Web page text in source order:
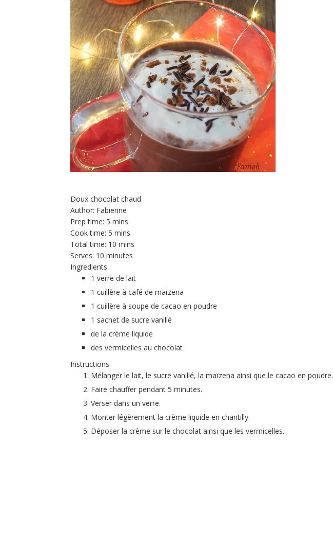
Doux chocolat chaud
Author: Fabienne
Prep time: 5 mins
Cook time: 5 mins
Total time: 10 mins
Serves: 10 minutes
Ingredients
1 verre de lait
1 cuillère à café de maïzena
1 cuillère à soupe de cacao en poudre
1 sachet de sucre vanillé
de la crème liquide
des vermicelles au chocolat
Instructions
Mélanger le lait, le sucre vanillé, la maïzena ainsi que le cacao en poudre.
Faire chauffer pendant 5 minutes.
Verser dans un verre.
Monter légèrement la crème liquide en chantilly.
Déposer la crème sur le chocolat ainsi que les vermicelles.